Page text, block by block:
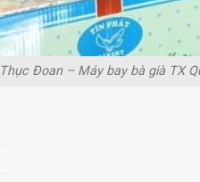
Thục Ðoan – Máy bay bà già TX